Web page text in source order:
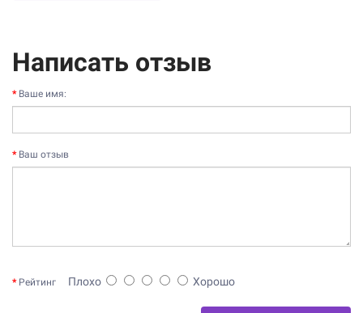
Написать отзыв
Ваше имя:
Ваш отзыв
Рейтинг Плохо Хорошо